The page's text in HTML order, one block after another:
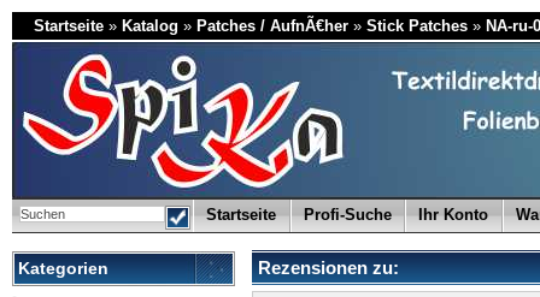
Startseite » Katalog » Patches / AufnÃ€her » Stick Patches » NA-ru-
Startseite Profi-Suche Ihr Konto
Kategorien Rezensionen zu: